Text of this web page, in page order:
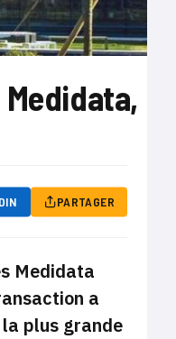
PARTAGER
Medidata
a
la plus grande